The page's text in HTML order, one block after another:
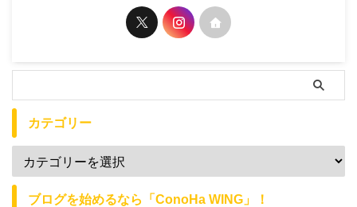
カテゴリー
ブログを始めるなら「ConoHa WING」！